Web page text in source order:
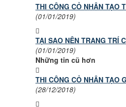
THI CÔNG CỎ NHÂN TẠO
(01/01/2019)
TẠI SAO NÊN TRANG TRÍ
(01/01/2019)
Những tin cũ hơn
THI CÔNG CỎ NHÂN TẠO
(28/12/2018)